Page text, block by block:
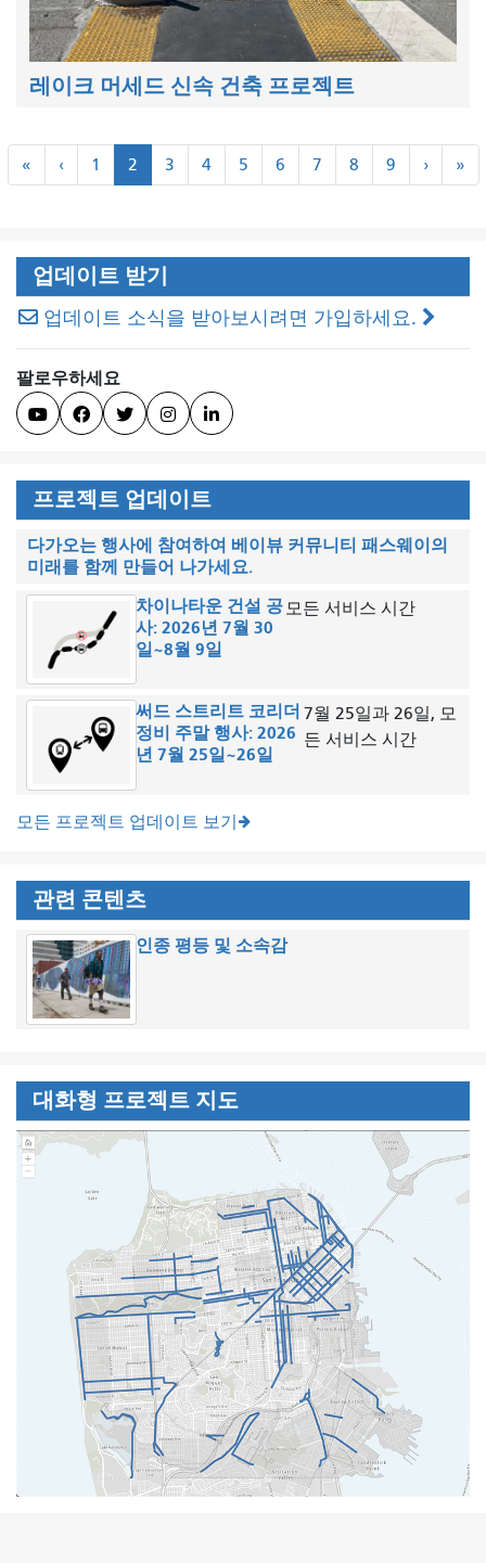
레이크 머세드 신속 건축 프로젝트
수
기
««
처
‹``
이
1 2 3 4 5 6 7 8 9 ›다
음
»마
지
업데이트 받기
업데이트 소식을 받아보시려면 가입하세요.
팔로우하세요
    
프로젝트 업데이트
다가오는 행사에 참여하여 베이뷰 커뮤니티 패스웨이의
미래를 함께 만들어 나가세요.
차이나타운 건설 공
사: 2026년 7월 30
일~8월 9일
모든 서비스 시간
써드 스트리트 코리더
정비 주말 행사: 2026
년 7월 25일~26일
7월 25일과 26일, 모
든 서비스 시간
모든 프로젝트 업데이트 보기
관련 콘텐츠
인종 평등 및 소속감
대화형 프로젝트 지도